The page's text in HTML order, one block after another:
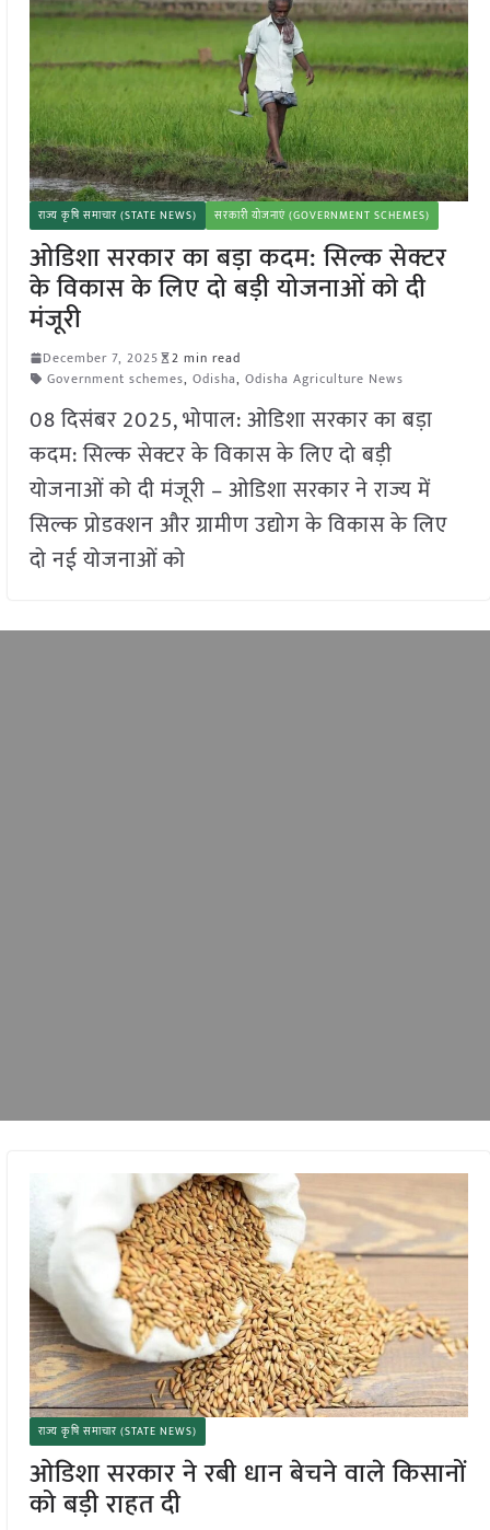
राज्य कृषि समाचार (STATE NEWS) सरकारी योजनाएं (GOVERNMENT SCHEMES)
ओडिशा सरकार का बड़ा कदम: सिल्क सेक्टर
के विकास के लिए दो बड़ी योजनाओं को दी
मंजूरी
December 7, 2025
2 min read
Government schemes, Odisha, Odisha Agriculture News
08 दिसंबर 2025, भोपाल: ओडिशा सरकार का बड़ा
कदम: सिल्क सेक्टर के विकास के लिए दो बड़ी
योजनाओं को दी मंजूरी – ओडिशा सरकार ने राज्य में
सिल्क प्रोडक्शन और ग्रामीण उद्योग के विकास के लिए
दो नई योजनाओं को
राज्य कृषि समाचार (STATE NEWS)
ओडिशा सरकार ने रबी धान बेचने वाले किसानों
को बड़ी राहत दी